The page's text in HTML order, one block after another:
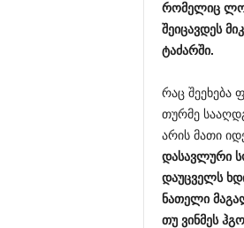
რომელიც
შეიცავდეს
ტაძარში.
რაც შეეხება
თურმე
არის მათი
დასავლური
დაუცველს
ნათელი
თუ ვინმეს